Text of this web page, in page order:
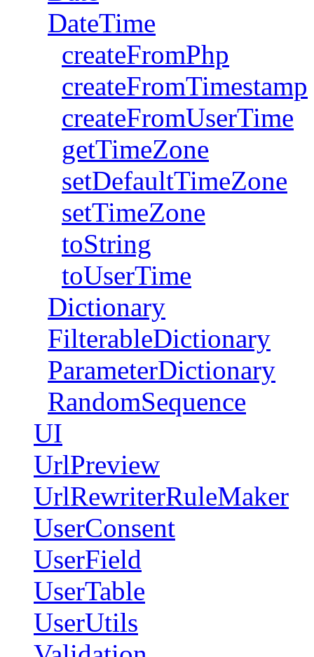
DateTime
createFromPhp
createFromTimestamp
createFromUserTime
getTimeZone
setDefaultTimeZone
setTimeZone
toString
toUserTime
Dictionary
FilterableDictionary
ParameterDictionary
RandomSequence
UI
UrlPreview
UrlRewriterRuleMaker
UserConsent
UserField
UserTable
UserUtils